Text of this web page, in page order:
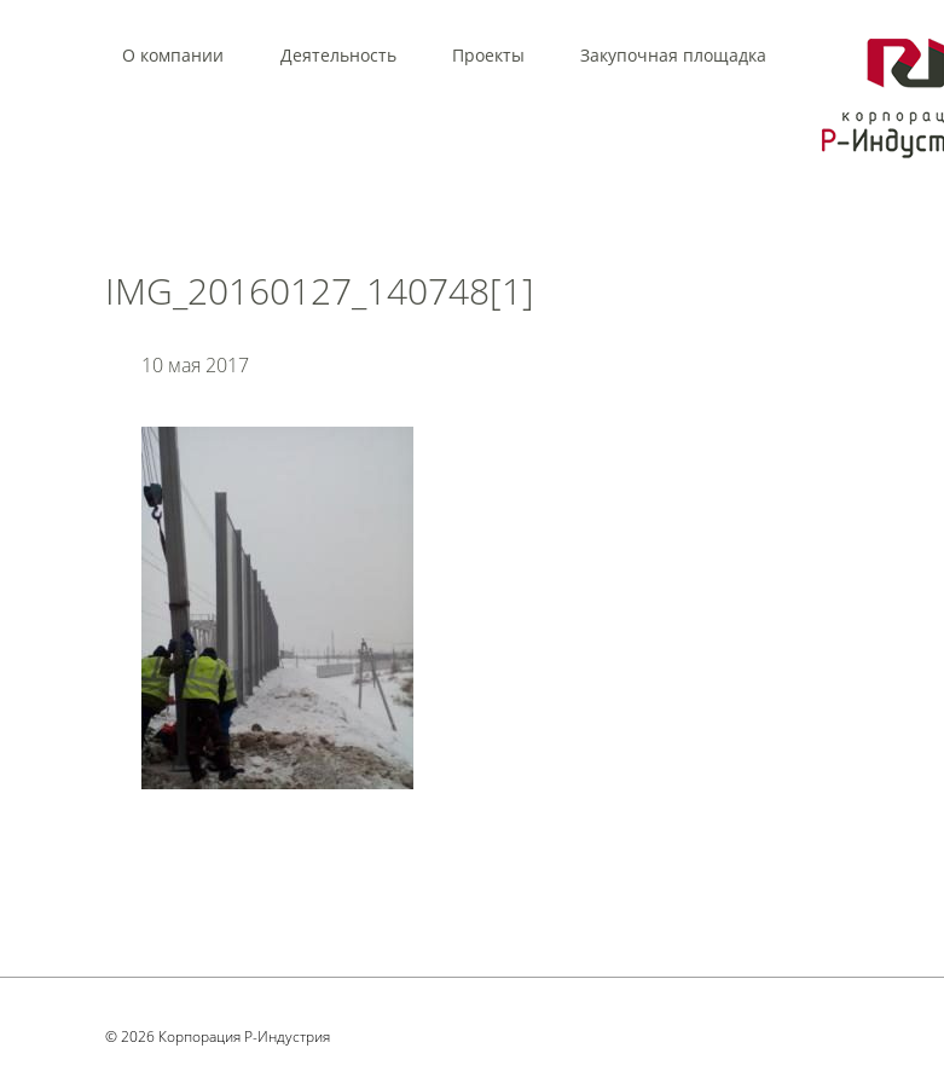
О компании Деятельность Проекты Закупочная площадка
IMG_20160127_140748[1]
10 мая 2017
© 2026 Корпорация Р-Индустрия